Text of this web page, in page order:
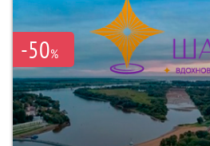
-50%